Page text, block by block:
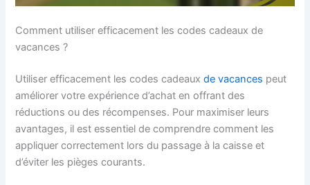
Comment utiliser efficacement les codes cadeaux de
vacances ?
Utiliser efficacement les codes cadeauxde vacances peut
améliorer votre expérience d’achat en offrant des
réductions ou des récompenses. Pour maximiser leurs
avantages, il est essentiel de comprendre comment les
appliquer correctement lors du passage à la caisse et
d’éviter les pièges courants.